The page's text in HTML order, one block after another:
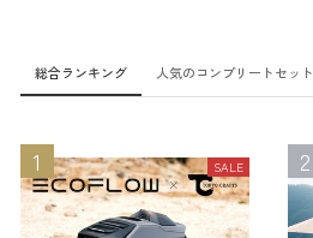
総合ランキング 人気のコンプリートセット
SALE